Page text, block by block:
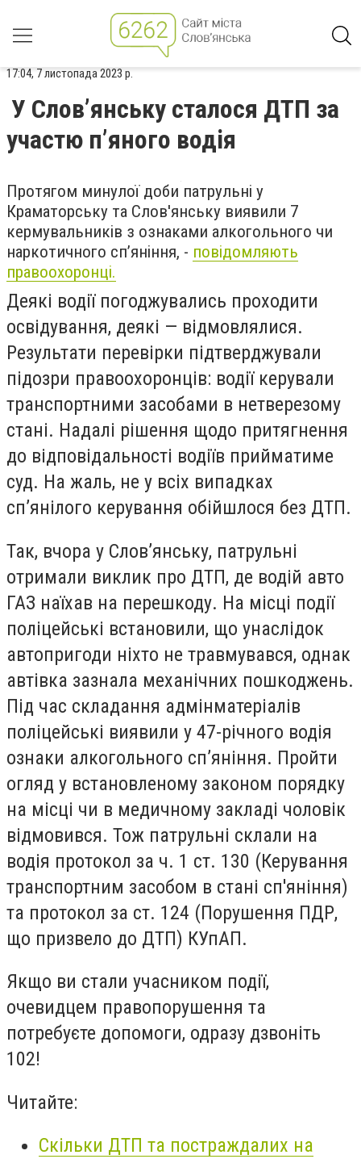
17:04, 7 листопада 2023 р.
У Слов’янську сталося ДТП за
участю п’яного водія
Протягом минулої доби патрульні у
Краматорську та Слов'янську виявили 7
кермувальників з ознаками алкогольного чи
наркотичного сп’яніння, - повідомляють
правоохоронці.
Деякі водії погоджувались проходити
освідування, деякі — відмовлялися.
Результати перевірки підтверджували
підозри правоохоронців: водії керували
транспортними засобами в нетверезому
стані. Надалі рішення щодо притягнення
до відповідальності водіїв прийматиме
суд. На жаль, не у всіх випадках
сп’янілого керування обійшлося без ДТП.
Так, вчора у Слов’янську, патрульні
отримали виклик про ДТП, де водій авто
ГАЗ наїхав на перешкоду. На місці події
поліцейські встановили, що унаслідок
автопригоди ніхто не травмувався, однак
автівка зазнала механічних пошкоджень.
Під час складання адмінматеріалів
поліцейські виявили у 47-річного водія
ознаки алкогольного сп’яніння. Пройти
огляд у встановленому законом порядку
на місці чи в медичному закладі чоловік
відмовився. Тож патрульні склали на
водія протокол за ч. 1 ст. 130 (Керування
транспортним засобом в стані сп'яніння)
та протокол за ст. 124 (Порушення ПДР,
що призвело до ДТП) КУпАП.
Якщо ви стали учасником події,
очевидцем правопорушення та
потребуєте допомоги, одразу дзвоніть
102!
Читайте:
Скільки ДТП та постраждалих на